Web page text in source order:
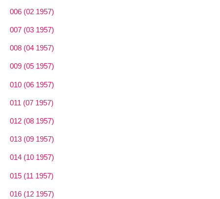
006 (02 1957)
007 (03 1957)
008 (04 1957)
009 (05 1957)
010 (06 1957)
011 (07 1957)
012 (08 1957)
013 (09 1957)
014 (10 1957)
015 (11 1957)
016 (12 1957)